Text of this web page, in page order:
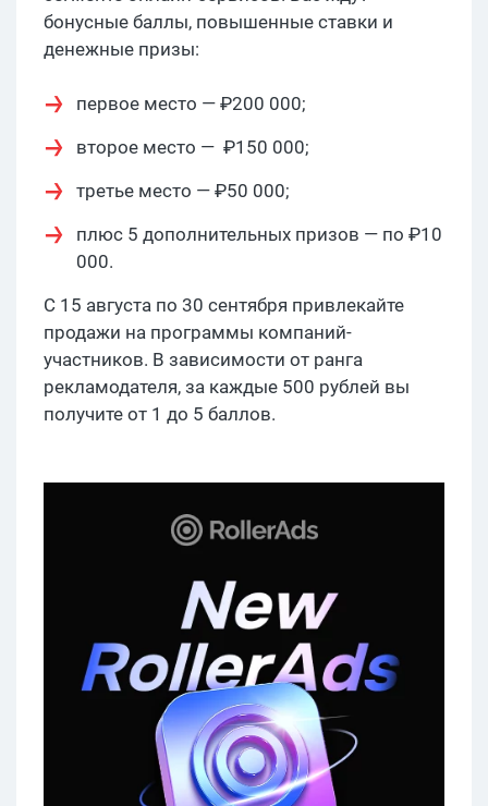
бонусные баллы, повышенные ставки и
денежные призы:
первое место — ₽200 000;
второе место — ₽150 000;
третье место — ₽50 000;
плюс 5 дополнительных призов — по ₽10
000.
С 15 августа по 30 сентября привлекайте
продажи на программы компаний-
участников. В зависимости от ранга
рекламодателя, за каждые 500 рублей вы
получите от 1 до 5 баллов.